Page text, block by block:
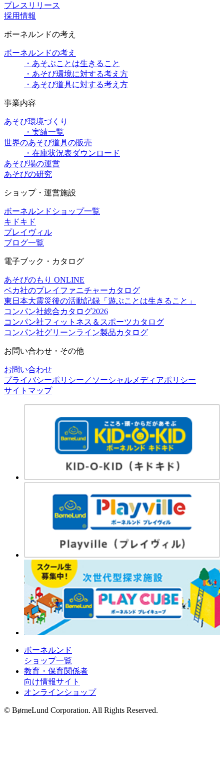
プレスリリース
採用情報
ボーネルンドの考え
ボーネルンドの考え
・あそぶことは生きること
・あそび環境に対する考え方
・あそび道具に対する考え方
事業内容
あそび環境づくり
・実績一覧
世界のあそび道具の販売
・在庫状況表ダウンロード
あそび場の運営
あそびの研究
ショップ・運営施設
ボーネルンドショップ一覧
キドキド
プレイヴィル
ブログ一覧
電子ブック・カタログ
あそびのもり ONLINE
ベカ社のプレイファニチャーカタログ
東日本大震災後の活動記録「遊ぶことは生きること」
コンパン社総合カタログ2026
コンパン社フィットネス＆スポーツカタログ
コンパン社グリーンライン製品カタログ
お問い合わせ・その他
お問い合わせ
プライバシーポリシー／ソーシャルメディアポリシー
サイトマップ
ボーネルンド
ショップ一覧
教育・保育関係者
向け情報サイト
オンラインショップ
© BørneLund Corporation. All Rights Reserved.